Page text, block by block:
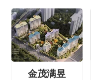
金茂满昱